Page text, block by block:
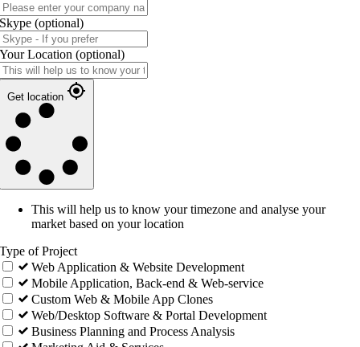
Skype (optional)
Your Location (optional)
Get location
This will help us to know your timezone and analyse your
market based on your location
Type of Project
Web Application & Website Development
Mobile Application, Back-end & Web-service
Custom Web & Mobile App Clones
Web/Desktop Software & Portal Development
Business Planning and Process Analysis